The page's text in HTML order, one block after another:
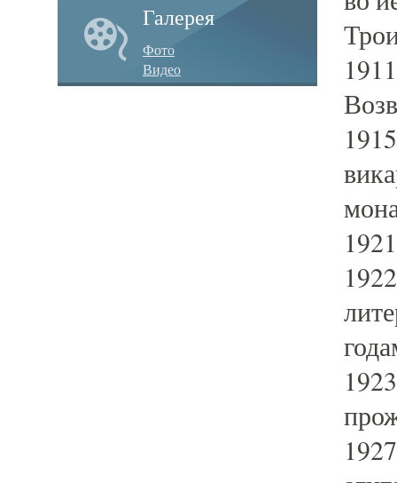
Галерея
Фото
Видео